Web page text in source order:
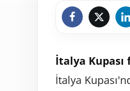
İtalya Kupası
İtalya